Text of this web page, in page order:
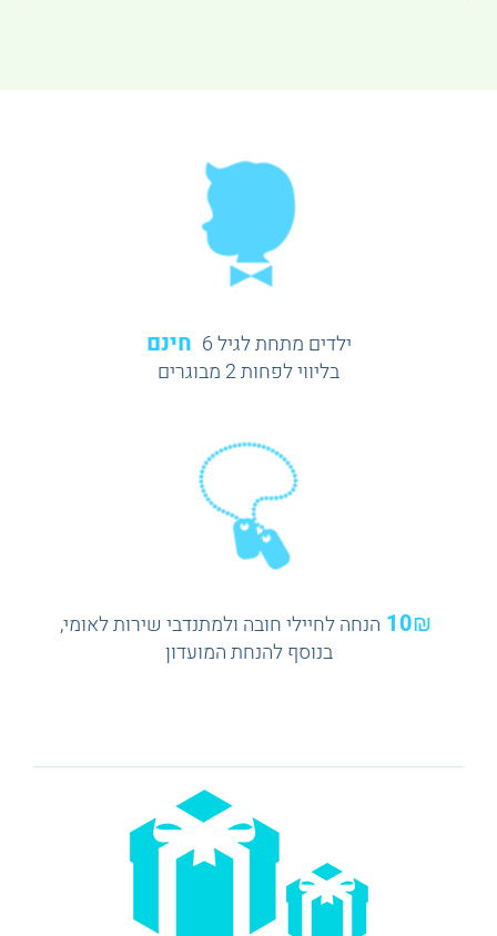
ילדים מתחת לגיל 6 חינם
בליווי לפחות 2 מבוגרים
10₪ הנחה לחיילי חובה ולמתנדבי שירות לאומי,
בנוסף להנחת המועדון